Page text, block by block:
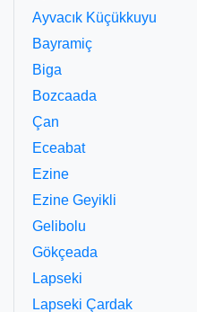
Ayvacık Küçükkuyu
Bayramiç
Biga
Bozcaada
Çan
Eceabat
Ezine
Ezine Geyikli
Gelibolu
Gökçeada
Lapseki
Lapseki Çardak